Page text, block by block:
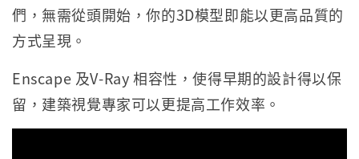
們，無需從頭開始，你的3D模型即能以更高品質的
方式呈現。
Enscape 及V-Ray 相容性，使得早期的設計得以保
留，建築視覺專家可以更提高工作效率。